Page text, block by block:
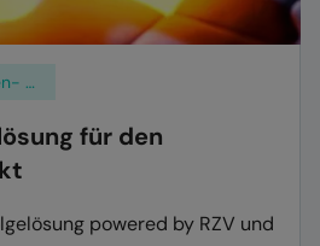
Patienten- und Klientenmanagement
für den
powered by RZV und